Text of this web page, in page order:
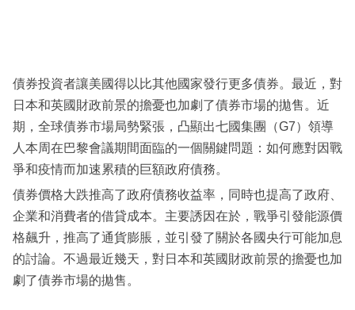
債券投資者讓美國得以比其他國家發行更多債券。最近，對
日本和英國財政前景的擔憂也加劇了債券市場的拋售。近
期，全球債券市場局勢緊張，凸顯出七國集團（G7）領導
人本周在巴黎會議期間面臨的一個關鍵問題：如何應對因戰
爭和疫情而加速累積的巨額政府債務。
債券價格大跌推高了政府債務收益率，同時也提高了政府、
企業和消費者的借貸成本。主要誘因在於，戰爭引發能源價
格飆升，推高了通貨膨脹，並引發了關於各國央行可能加息
的討論。不過最近幾天，對日本和英國財政前景的擔憂也加
劇了債券市場的拋售。